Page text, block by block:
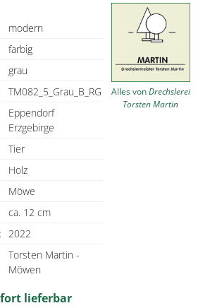
modern
farbig
grau
TM082_5_Grau_B_RG
Eppendorf
Erzgebirge
Tier
Holz
Möwe
ca. 12 cm
2022
Torsten Martin -
Möwen
Alles vonDrechslerei
Torsten Martin
lieferbar